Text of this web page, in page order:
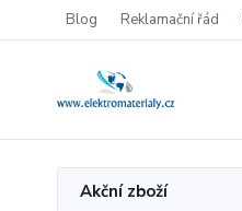
Blog Reklamační řád
Akční zboží